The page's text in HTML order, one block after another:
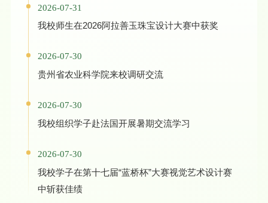
2026-07-31
我校师生在2026阿拉善玉珠宝设计大赛中获奖
2026-07-30
贵州省农业科学院来校调研交流
2026-07-30
我校组织学子赴法国开展暑期交流学习
2026-07-30
我校学子在第十七届“蓝桥杯”大赛视觉艺术设计赛
中斩获佳绩